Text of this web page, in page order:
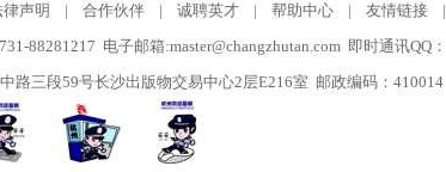
律声明 | 合作伙伴 | 诚聘英才 | 帮助中心 | 友情链接 |
88281217 电子邮箱:master@changzhutan.com 即时通讯QQ：
路三段59号长沙出版物交易中心2层E216室 邮政编码：410014